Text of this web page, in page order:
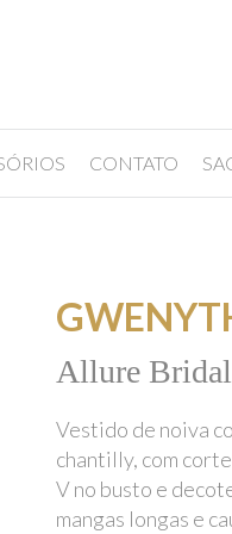
CONTATO
Allure
Vestido de noiva
chantilly, com
V no busto e
mangas longas e